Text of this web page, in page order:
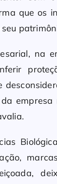
que os
na